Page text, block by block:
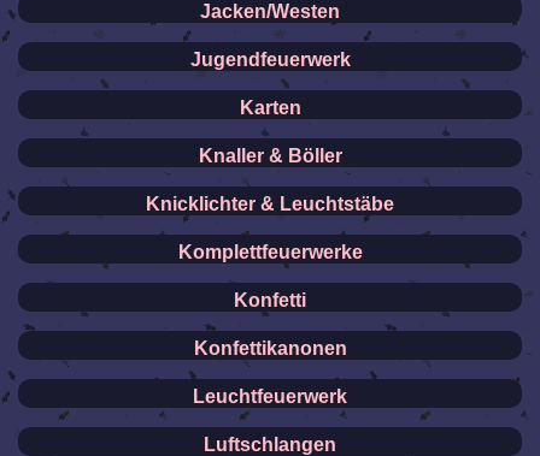
Jacken/Westen
Jugendfeuerwerk
Karten
Knaller & Böller
Knicklichter & Leuchtstäbe
Komplettfeuerwerke
Konfetti
Konfettikanonen
Leuchtfeuerwerk
Luftschlangen